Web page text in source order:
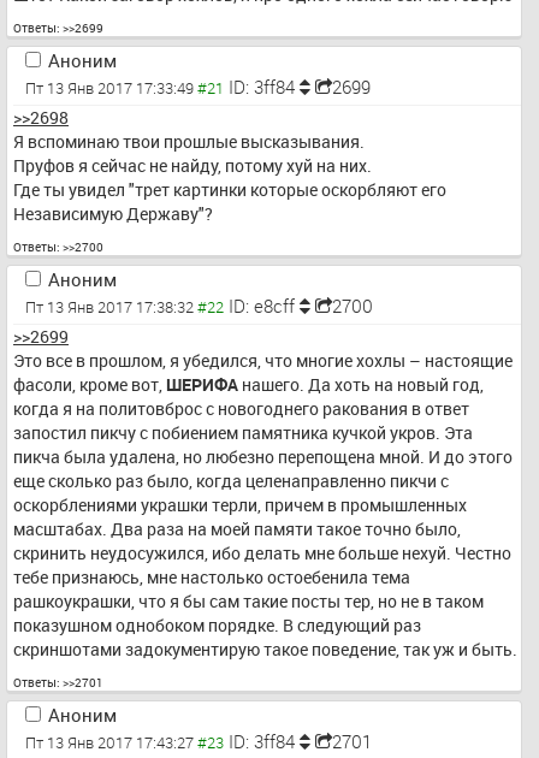
Ответы: >>2699
Аноним
Пт 13 Янв 2017 17:33:49 ID: 3ff84 2699
>>2698
Я вспоминаю твои прошлые высказывания.
Пруфов я сейчас не найду, потому хуй на них.
Где ты увидел "трет картинки которые оскорбляют его
Независимую Державу"?
Ответы: >>2700
Аноним
Пт 13 Янв 2017 17:38:32 ID: e8cff 2700
>>2699
Это все в прошлом, я убедился, что многие хохлы – настоящие
фасоли, кроме вот, ШЕРИФА нашего. Да хоть на новый год,
когда я на политовброс с новогоднего ракования в ответ
запостил пикчу с побиением памятника кучкой укров. Эта
пикча была удалена, но любезно перепощена мной. И до этого
еще сколько раз было, когда целенаправленно пикчи с
оскорблениями украшки терли, причем в промышленных
масштабах. Два раза на моей памяти такое точно было,
скринить неудосужился, ибо делать мне больше нехуй. Честно
тебе признаюсь, мне настолько остоебенила тема
рашкоукрашки, что я бы сам такие посты тер, но не в таком
показушном однобоком порядке. В следующий раз
скриншотами задокументирую такое поведение, так уж и быть.
Ответы: >>2701
Аноним
Пт 13 Янв 2017 17:43:27 ID: 3ff84 2701